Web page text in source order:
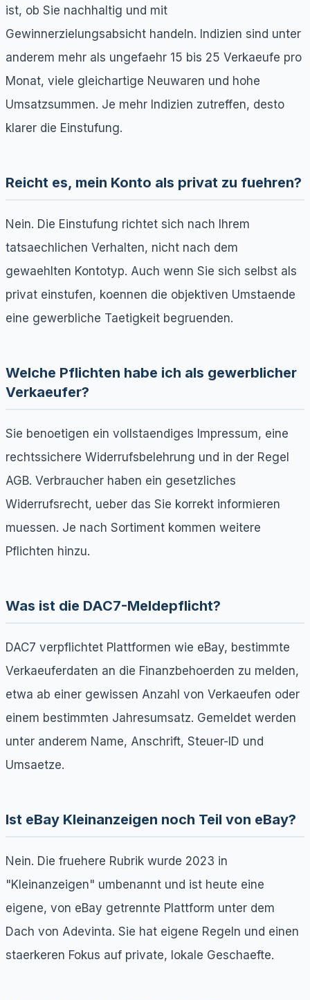
ist, ob Sie nachhaltig und mit
Gewinnerzielungsabsicht handeln. Indizien sind unter
anderem mehr als ungefaehr 15 bis 25 Verkaeufe pro
Monat, viele gleichartige Neuwaren und hohe
Umsatzsummen. Je mehr Indizien zutreffen, desto
klarer die Einstufung.
Reicht es, mein Konto als privat zu fuehren?
Nein. Die Einstufung richtet sich nach Ihrem
tatsaechlichen Verhalten, nicht nach dem
gewaehlten Kontotyp. Auch wenn Sie sich selbst als
privat einstufen, koennen die objektiven Umstaende
eine gewerbliche Taetigkeit begruenden.
Welche Pflichten habe ich als gewerblicher
Verkaeufer?
Sie benoetigen ein vollstaendiges Impressum, eine
rechtssichere Widerrufsbelehrung und in der Regel
AGB. Verbraucher haben ein gesetzliches
Widerrufsrecht, ueber das Sie korrekt informieren
muessen. Je nach Sortiment kommen weitere
Pflichten hinzu.
Was ist die DAC7-Meldepflicht?
DAC7 verpflichtet Plattformen wie eBay, bestimmte
Verkaeuferdaten an die Finanzbehoerden zu melden,
etwa ab einer gewissen Anzahl von Verkaeufen oder
einem bestimmten Jahresumsatz. Gemeldet werden
unter anderem Name, Anschrift, Steuer-ID und
Umsaetze.
Ist eBay Kleinanzeigen noch Teil von eBay?
Nein. Die fruehere Rubrik wurde 2023 in
"Kleinanzeigen" umbenannt und ist heute eine
eigene, von eBay getrennte Plattform unter dem
Dach von Adevinta. Sie hat eigene Regeln und einen
staerkeren Fokus auf private, lokale Geschaefte.